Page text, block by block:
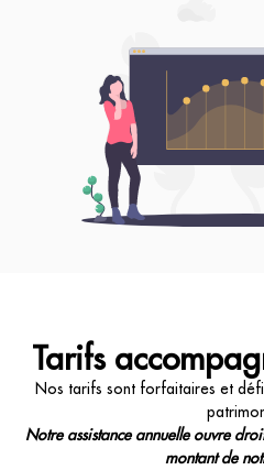
Tarifs
Nos tarifs sont forfaitaires et
Notre assistance annuelle ouvre
montant de